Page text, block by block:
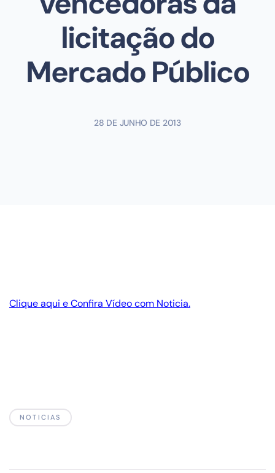
licitação do
Mercado Público
28 DE JUNHO DE 2013
Clique aqui e Confira Vídeo com Noticia.
NOTICIAS